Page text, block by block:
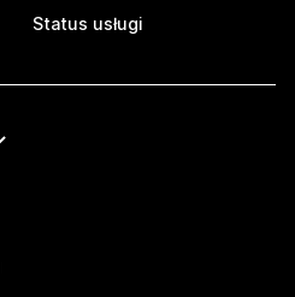
Status usługi